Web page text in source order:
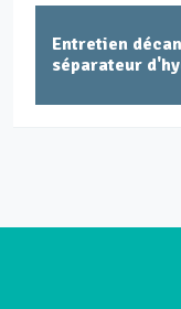
Entretien
séparateur